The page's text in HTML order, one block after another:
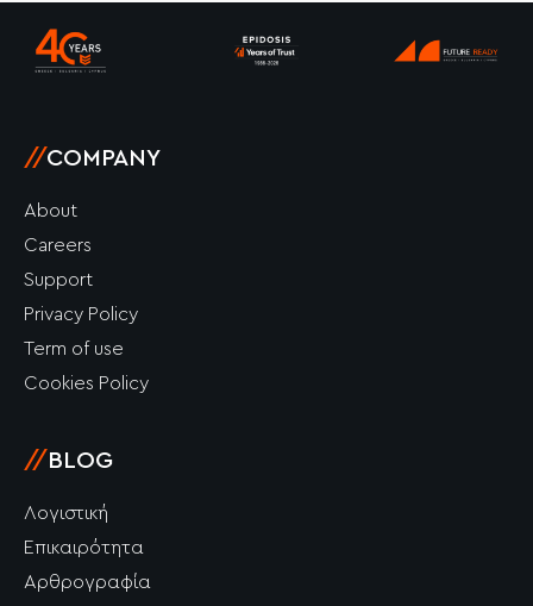
k
-
f
//COMPANY
About
Careers
Support
Privacy Policy
Term of use
Cookies Policy
// BLOG
Λογιστική
Επικαιρότητα
Αρθρογραφία